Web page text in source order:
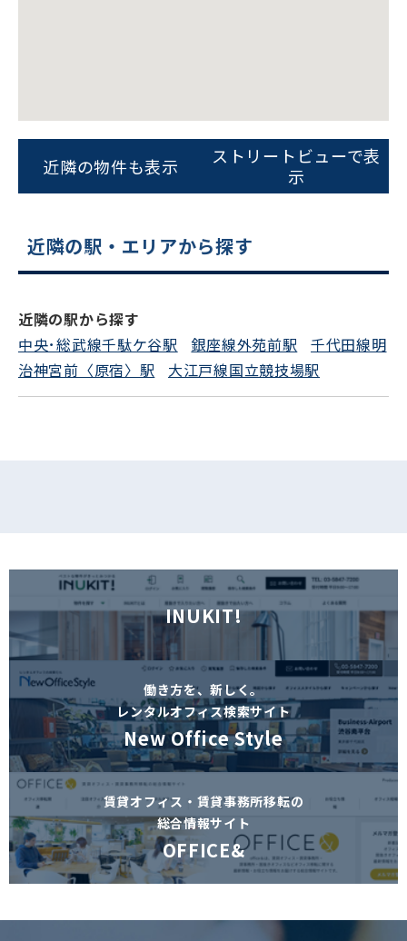
電話でお問い合わせ
フォームでお問い合わせ
近隣の物件も表示
ストリートビューで表
示
近隣の駅・エリアから探す
近隣の駅から探す
中央･総武線千駄ケ谷駅
銀座線外苑前駅
千代田線明
治神宮前〈原宿〉駅
大江戸線国立競技場駅
INUKIT!
働き方を、新しく。
レンタルオフィス検索サイト
New Office Style
賃貸オフィス・賃貸事務所移転の
総合情報サイト
OFFICE&